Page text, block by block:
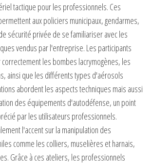
tactique pour les professionnels. Ces
aux policiers municipaux, gendarmes,
sécurité privée de se familiariser avec les
vendus par l'entreprise. Les participants
les bombes lacrymogènes, les
ainsi que les différents types d'aérosols
abordent les aspects techniques mais aussi
des équipements d'autodéfense, un point
par les utilisateurs professionnels.
l'accent sur la manipulation des
comme les colliers, muselières et harnais,
Grâce à ces ateliers, les professionnels